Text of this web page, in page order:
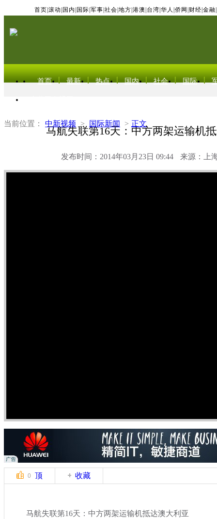
首页 滚动 国内 国际 军事 社会 地方 港澳 台湾 华人 侨网 财经 金融
首页 最新 热点 国内 社会 国际
当前位置： 中新视频 > 国际新闻 > 正文
马航失联第16天：中方两架运输机
发布时间：2014年03月23日 09:44 来源：上
0 顶 收藏
马航失联第16天：中方两架运输机抵达澳大利亚